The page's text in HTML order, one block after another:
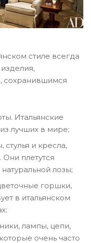
стиле всегда
сохранившимся
Итальянские
лучших в мире;
и кресла,
Они плетутся
лозы;
горшки,
в итальянском
лампы, цепи,
очень часто